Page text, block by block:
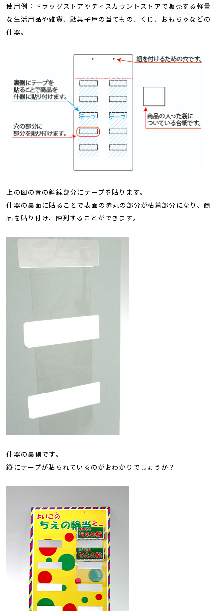
使用例：ドラッグストアやディスカウントストアで販売する軽量
な生活用品や雑貨、駄菓子屋の当てもの、くじ、おもちゃなどの
什器。
上の図の青の斜線部分にテープを貼ります。
什器の裏面に貼ることで表面の赤丸の部分が粘着部分になり、商
品を貼り付け、陳列することができます。
什器の裏側です。
縦にテープが貼られているのがおわかりでしょうか？